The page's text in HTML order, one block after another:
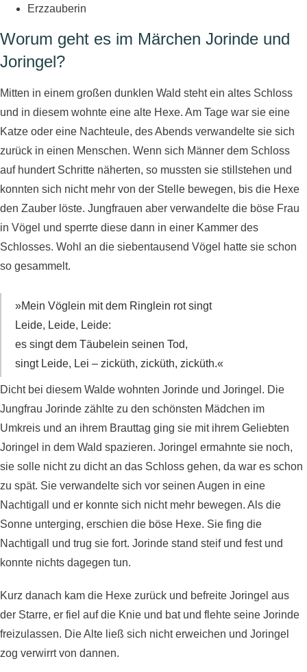
Erzzauberin
Worum geht es im Märchen Jorinde und
Joringel?
Mitten in einem großen dunklen Wald steht ein altes Schloss
und in diesem wohnte eine alte Hexe. Am Tage war sie eine
Katze oder eine Nachteule, des Abends verwandelte sie sich
zurück in einen Menschen. Wenn sich Männer dem Schloss
auf hundert Schritte näherten, so mussten sie stillstehen und
konnten sich nicht mehr von der Stelle bewegen, bis die Hexe
den Zauber löste. Jungfrauen aber verwandelte die böse Frau
in Vögel und sperrte diese dann in einer Kammer des
Schlosses. Wohl an die siebentausend Vögel hatte sie schon
so gesammelt.
»Mein Vöglein mit dem Ringlein rot singt
Leide, Leide, Leide:
es singt dem Täubelein seinen Tod,
singt Leide, Lei – zicküth, zicküth, zicküth.«
Dicht bei diesem Walde wohnten Jorinde und Joringel. Die
Jungfrau Jorinde zählte zu den schönsten Mädchen im
Umkreis und an ihrem Brauttag ging sie mit ihrem Geliebten
Joringel in dem Wald spazieren. Joringel ermahnte sie noch,
sie solle nicht zu dicht an das Schloss gehen, da war es schon
zu spät. Sie verwandelte sich vor seinen Augen in eine
Nachtigall und er konnte sich nicht mehr bewegen. Als die
Sonne unterging, erschien die böse Hexe. Sie fing die
Nachtigall und trug sie fort. Jorinde stand steif und fest und
konnte nichts dagegen tun.
Kurz danach kam die Hexe zurück und befreite Joringel aus
der Starre, er fiel auf die Knie und bat und flehte seine Jorinde
freizulassen. Die Alte ließ sich nicht erweichen und Joringel
zog verwirrt von dannen.